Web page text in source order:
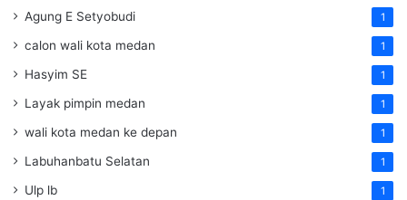
Agung E Setyobudi 1
calon wali kota medan 1
Hasyim SE 1
Layak pimpin medan 1
wali kota medan ke depan 1
Labuhanbatu Selatan 1
Ulp lb 1